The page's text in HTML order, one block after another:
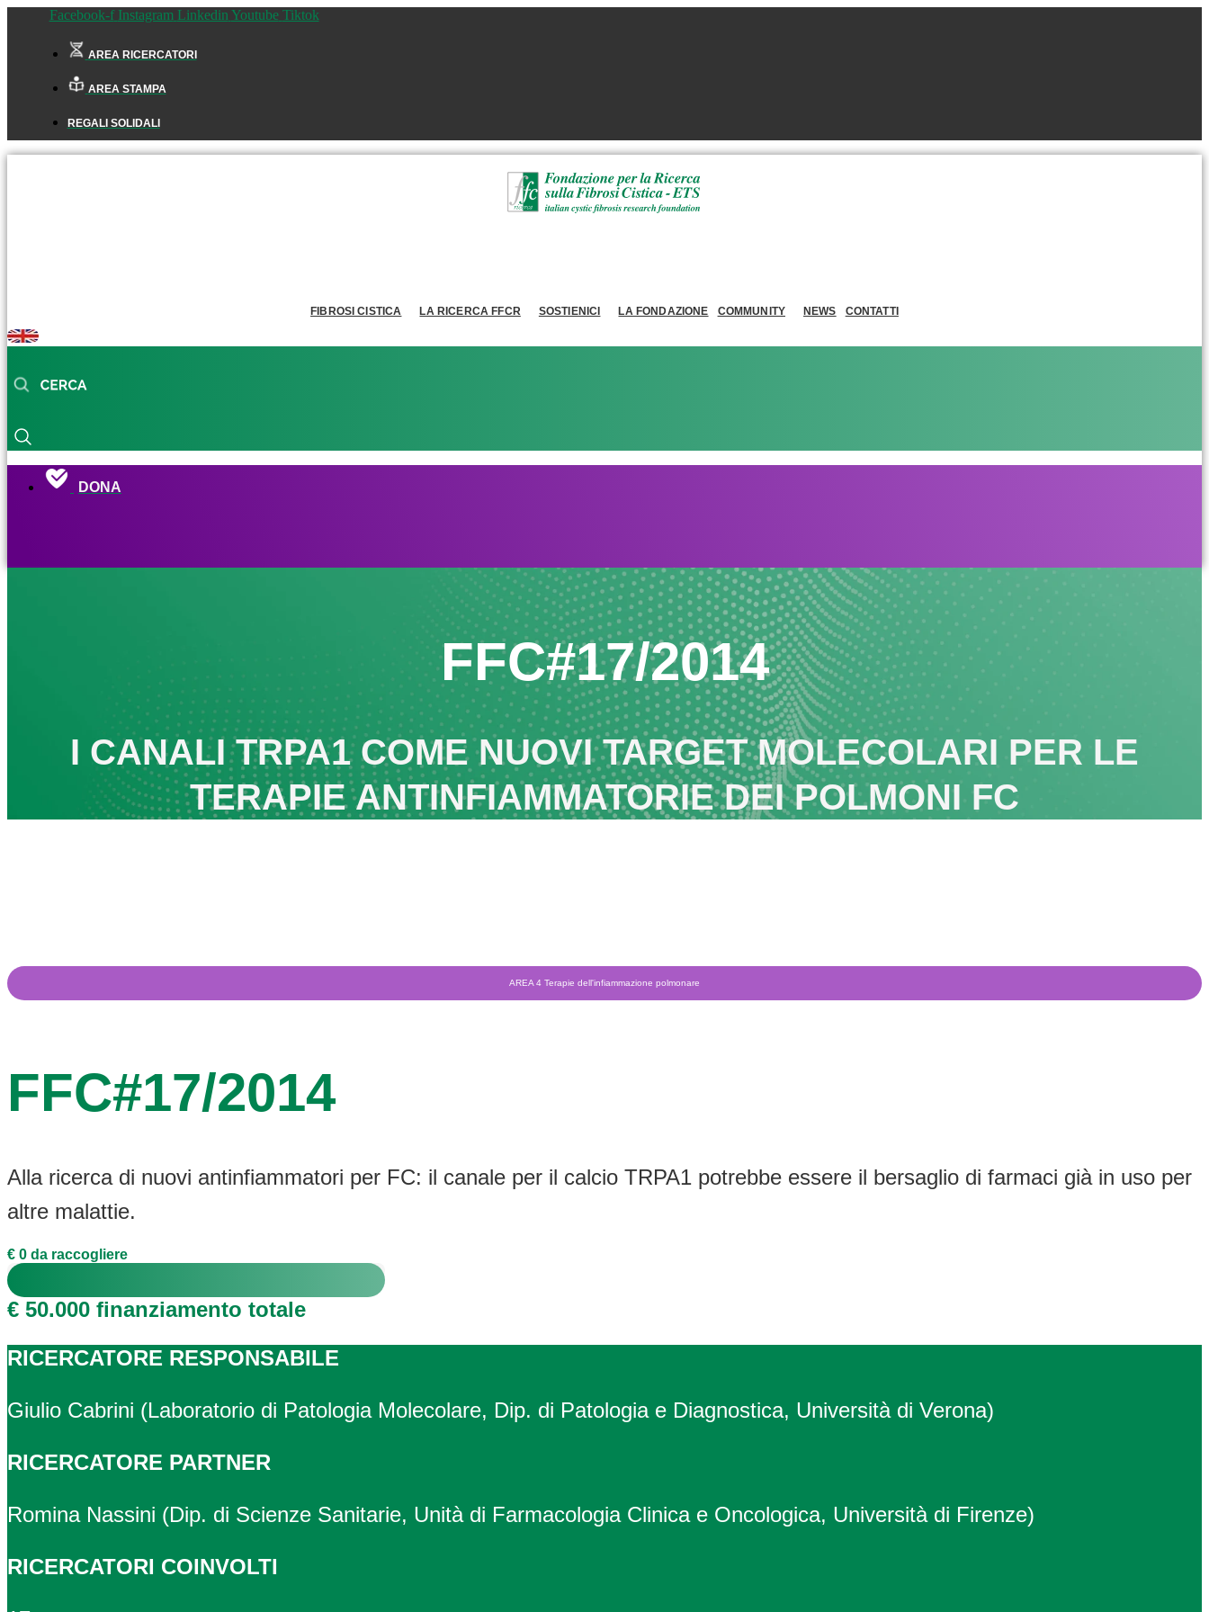
Facebook-f Instagram Linkedin Youtube Tiktok
AREA RICERCATORI
AREA STAMPA
REGALI SOLIDALI
FIBROSI CISTICA LA RICERCA FFCR SOSTIENICI LA FONDAZIONE COMMUNITY NEWS CONTATTI
DONA
FFC#17/2014
I CANALI TRPA1 COME NUOVI TARGET MOLECOLARI PER LE
TERAPIE ANTINFIAMMATORIE DEI POLMONI FC
AREA 4 Terapie dell'infiammazione polmonare
FFC#17/2014
Alla ricerca di nuovi antinfiammatori per FC: il canale per il calcio TRPA1 potrebbe essere il bersaglio di farmaci già in uso per
altre malattie.
€ 0 da raccogliere
€ 50.000 finanziamento totale
RICERCATORE RESPONSABILE
Giulio Cabrini (Laboratorio di Patologia Molecolare, Dip. di Patologia e Diagnostica, Università di Verona)
RICERCATORE PARTNER
Romina Nassini (Dip. di Scienze Sanitarie, Unità di Farmacologia Clinica e Oncologica, Università di Firenze)
RICERCATORI COINVOLTI